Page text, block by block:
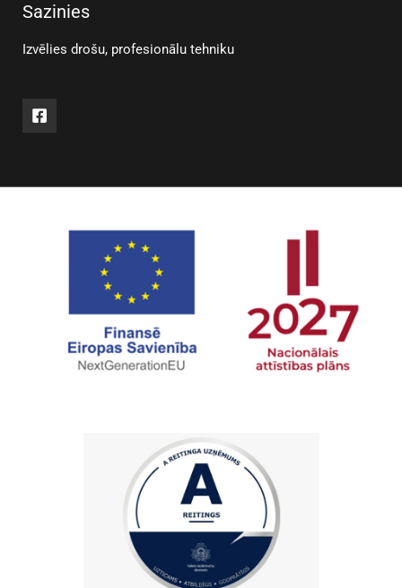
Sazinies
Izvēlies drošu, profesionālu tehniku